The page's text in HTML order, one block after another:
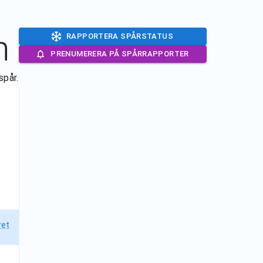
RAPPORTERA SPÅRSTATUS
PRENUMERERA PÅ SPÅRRAPPORTER